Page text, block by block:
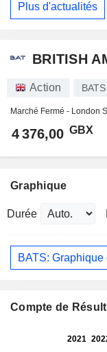
Plus d'actualités
BRITISH
Action BATS
Marché Fermé - London
4 376,00 GBX
Graphique
Durée
BATS:
Compte de